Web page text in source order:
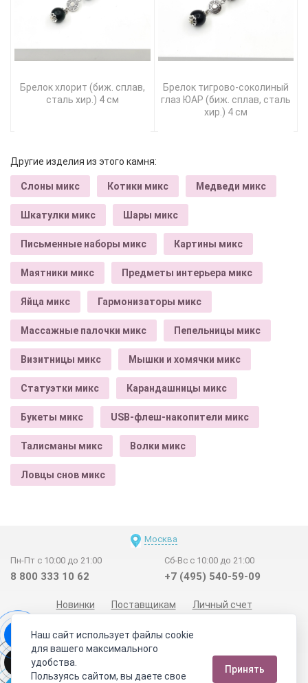
Брелок хлорит (биж. сплав,
сталь хир.) 4 см
Брелок тигрово-соколиный
глаз ЮАР (биж. сплав, сталь
хир.) 4 см
Другие изделия из этого камня:
Слоны микс Котики микс Медведи микс
Шкатулки микс Шары микс
Письменные наборы микс Картины микс
Маятники микс Предметы интерьера микс
Яйца микс Гармонизаторы микс
Массажные палочки микс Пепельницы микс
Визитницы микс Мышки и хомячки микс
Статуэтки микс Карандашницы микс
Букеты микс USB-флеш-накопители микс
Талисманы микс Волки микс
Ловцы снов микс
Москва
Пн-Пт с 10:00 до 21:00
8 800 333 10 62
Сб-Вс с 10:00 до 21:00
+7 (495) 540-59-09
Новинки Поставщикам
Личный счет
Отзывы покупателей
Сертификаты
Обратная связь
СОУТ
Телеграм
Наш сайт использует файлы cookie
для вашего максимального
удобства.
Пользуясь сайтом, вы даете свое
Принять